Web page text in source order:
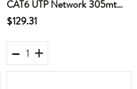
CAT6 UTP Network 305mt
Turuncu Kablo( U-UTP
$129.31